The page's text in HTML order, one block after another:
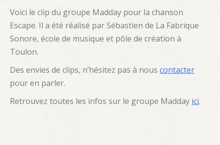
QUESTIONS FRÉQUENTES
Voici le clip du groupe Madday pour la chanson
Escape. Il a été réalisé par Sébastien de La Fabrique
Sonore, école de musique et pôle de création à
Toulon.
Des envies de clips, n’hésitez pas à nous contacter
pour en parler.
Retrouvez toutes les infos sur le groupe Madday ici.